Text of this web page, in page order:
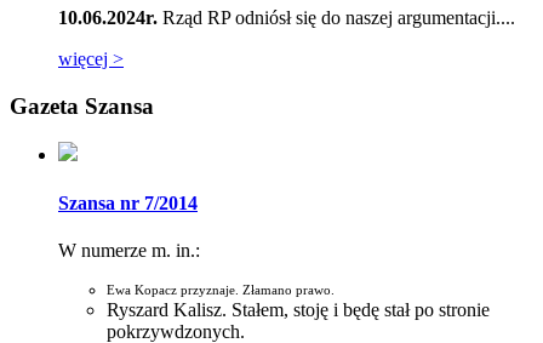
10.06.2024r. Rząd RP odniósł się do naszej argumentacji....
więcej >
Gazeta Szansa
Szansa nr 7/2014
W numerze m. in.:
Ewa Kopacz przyznaje. Złamano prawo.
Ryszard Kalisz. Stałem, stoję i będę stał po stronie
pokrzywdzonych.